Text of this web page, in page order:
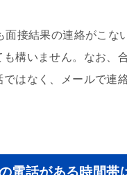
面接結果の連絡がこな
も構いません。なお、
ではなく、メールで連